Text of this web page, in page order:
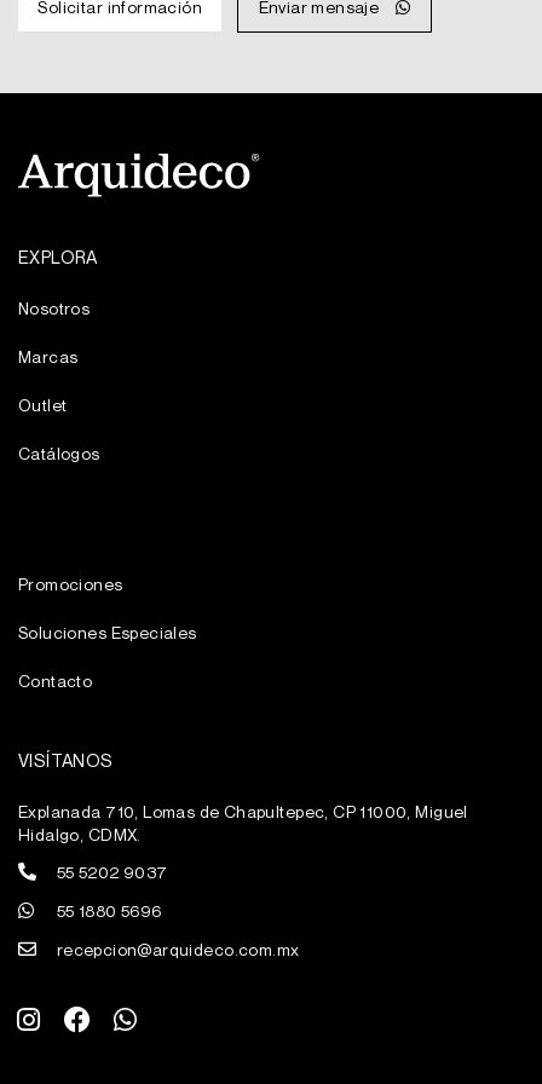
MXN
MXN
Solicitar información Enviar mensaje
EXPLORA
Nosotros
Marcas
Outlet
Catálogos
Promociones
Soluciones Especiales
Contacto
VISÍTANOS
Explanada 710, Lomas de Chapultepec, CP 11000, Miguel
Hidalgo, CDMX.
55 5202 9037
55 1880 5696
recepcion@arquideco.com.mx
n
s
a
c
h
a